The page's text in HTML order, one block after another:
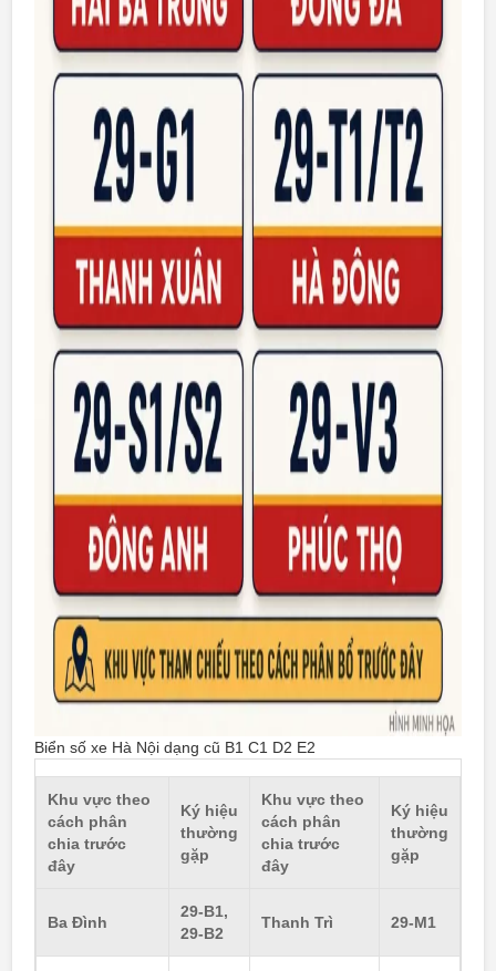
Biển số xe Hà Nội dạng cũ B1 C1 D2 E2
Khu vực theo
cách phân
chia trước
đây
Ký hiệu
thường
gặp
Khu vực theo
cách phân
chia trước
đây
Ký hiệu
thường
gặp
Ba Đình
29-B1,
29-B2
Thanh Trì 29-M1